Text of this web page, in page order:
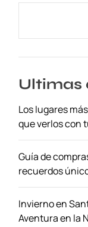
Ultimas
Los lugares
que verlos con
Guía de
recuerdos
Invierno en
Aventura en la